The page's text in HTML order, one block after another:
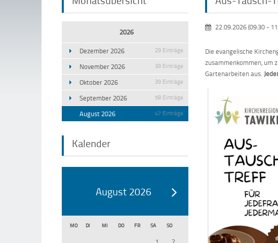
2026
Dezember 2026 29 Einträge
November 2026 39 Einträge
Oktober 2026 39 Einträge
September 2026 58 Einträge
August 2026 47 Einträge
Kalender
August 2026
MO DI MI DO FR SA SO
22.09.2026 (09:30-
Die evangelische
zusammenkommen, um
Gartenarbeiten aus.